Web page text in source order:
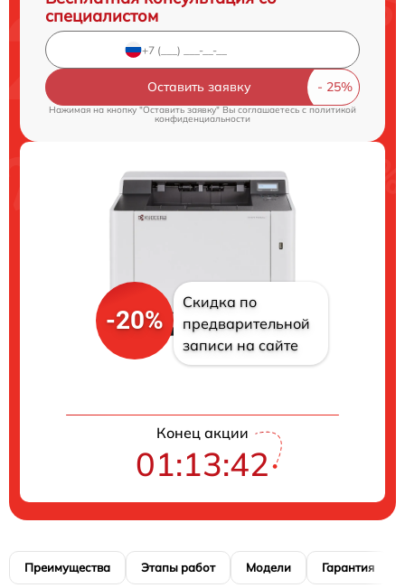
специалистом
Оставить заявку
Нажимая на кнопку "Оставить заявку" Вы соглашаетесь c политикой
конфиденциальности
-20%
Скидка по
предварительной
записи на сайте
Конец акции
01:13:41
Преимущества Этапы работ Модели Гарантия